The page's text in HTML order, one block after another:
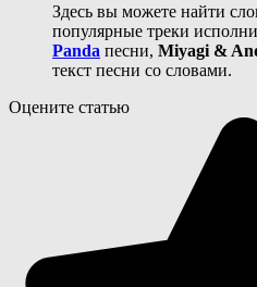
Здесь вы можете найти
популярные треки
Panda песни, Miyagi &
текст песни со словами.
Оцените статью